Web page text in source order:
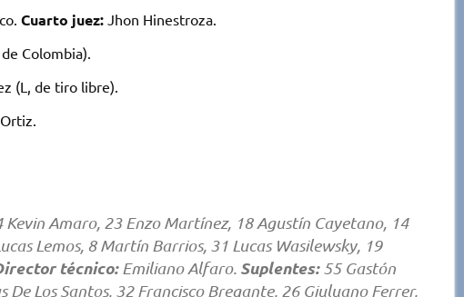
Cuarto juez:Jhon Hinestroza.
Colombia).
(L, de tiro libre).
Amaro, 23 Enzo Martínez, 18 Agustín Cayetano, 14
Lemos, 8 Martín Barrios, 31 Lucas Wasilewsky, 19
técnico:Emiliano Alfaro. Suplentes:55 Gastón
Los Santos, 32 Francisco Bregante, 26 Giuluano Ferrer,